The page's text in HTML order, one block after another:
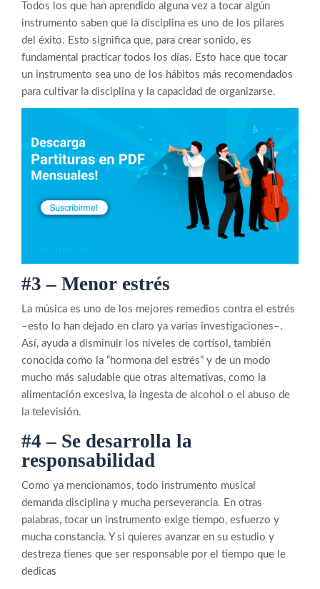
Todos los que han aprendido alguna vez a tocar algún
instrumento saben que la disciplina es uno de los pilares
del éxito. Esto significa que, para crear sonido, es
fundamental practicar todos los días. Esto hace que tocar
un instrumento sea uno de los hábitos más recomendados
para cultivar la disciplina y la capacidad de organizarse.
#3 – Menor estrés
La música es uno de los mejores remedios contra el estrés
–esto lo han dejado en claro ya varias investigaciones–.
Así, ayuda a disminuir los niveles de cortisol, también
conocida como la “hormona del estrés” y de un modo
mucho más saludable que otras alternativas, como la
alimentación excesiva, la ingesta de alcohol o el abuso de
la televisión.
#4 – Se desarrolla la
responsabilidad
Como ya mencionamos, todo instrumento musical
demanda disciplina y mucha perseverancia. En otras
palabras, tocar un instrumento exige tiempo, esfuerzo y
mucha constancia. Y si quieres avanzar en su estudio y
destreza tienes que ser responsable por el tiempo que le
dedicas